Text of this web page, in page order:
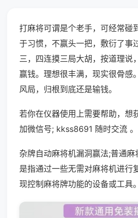
打麻将可谓是个老手，可经常碰
于习惯，不赢头一把，敷衍了事
三，四连摸三局大胡，按道理说
赢钱。理想很丰满，现实很骨感
风局，归根到底还是输钱。
若你在仪器使用上需要帮助，想
加微信号; kkss8691 随时交流 。
杂牌自动麻将机漏洞赢法;普通
是指通过一些无需对麻将机进行
现控制麻将牌功能的设备或工具。